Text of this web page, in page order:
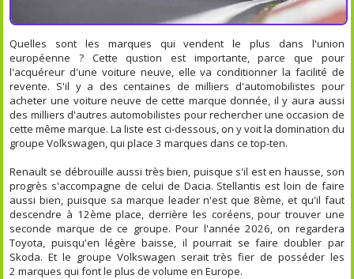
Quelles sont les marques qui vendent le plus dans l'union
européenne ? Cette qustion est importante, parce que pour
l'acquéreur d'une voiture neuve, elle va conditionner la facilité de
revente. S'il y a des centaines de milliers d'automobilistes pour
acheter une voiture neuve de cette marque donnée, il y aura aussi
des milliers d'autres automobilistes pour rechercher une occasion de
cette même marque. La liste est ci-dessous, on y voit la domination du
groupe Volkswagen, qui place 3 marques dans ce top-ten.
Renault se débrouille aussi très bien, puisque s'il est en hausse, son
progrès s'accompagne de celui de Dacia. Stellantis est loin de faire
aussi bien, puisque sa marque leader n'est que 8ème, et qu'il faut
descendre à 12ème place, derrière les coréens, pour trouver une
seconde marque de ce groupe. Pour l'année 2026, on regardera
Toyota, puisqu'en légère baisse, il pourrait se faire doubler par
Skoda. Et le groupe Volkswagen serait très fier de posséder les
2 marques qui font le plus de volume en Europe.